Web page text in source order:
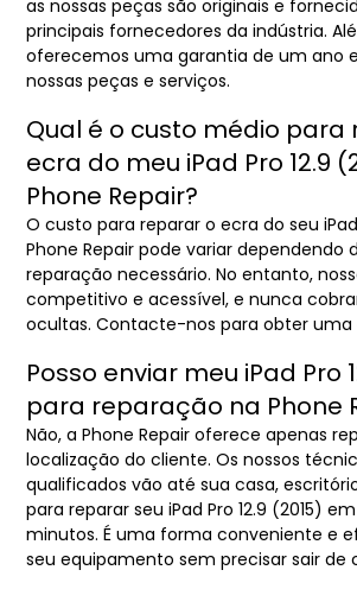
as nossas peças são originais e
principais fornecedores da indústria.
oferecemos uma garantia de um ano
nossas peças e serviços.
Qual é o custo médio para
ecra do meu iPad Pro 12.9
Phone Repair?
O custo para reparar o ecra do seu iPad
Phone Repair pode variar dependendo
reparação necessário. No entanto,
competitivo e acessível, e nunca
ocultas. Contacte-nos para obter
Posso enviar meu iPad Pro
para reparação na Phone
Não, a Phone Repair oferece apenas
localização do cliente. Os nossos
qualificados vão até sua casa,
para reparar seu iPad Pro 12.9 (2015)
minutos. É uma forma conveniente e
seu equipamento sem precisar sair de